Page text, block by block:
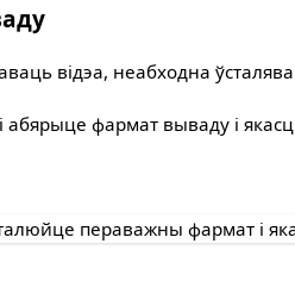
відэа, неабходна
абярыце фармат вываду і